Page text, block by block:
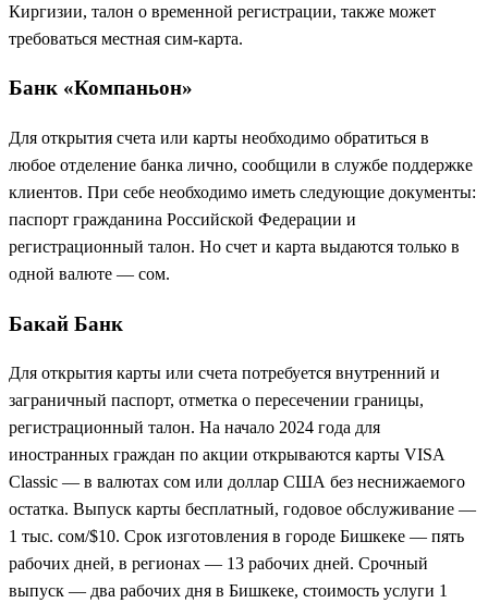
Киргизии, талон о временной регистрации, также может
требоваться местная сим-карта.
Банк «Компаньон»
Для открытия счета или карты необходимо обратиться в
любое отделение банка лично, сообщили в службе поддержке
клиентов. При себе необходимо иметь следующие документы:
паспорт гражданина Российской Федерации и
регистрационный талон. Но счет и карта выдаются только в
одной валюте — сом.
Бакай Банк
Для открытия карты или счета потребуется внутренний и
заграничный паспорт, отметка о пересечении границы,
регистрационный талон. На начало 2024 года для
иностранных граждан по акции открываются карты VISA
Classic — в валютах сом или доллар США без неснижаемого
остатка. Выпуск карты бесплатный, годовое обслуживание —
1 тыс. сом/$10. Срок изготовления в городе Бишкеке — пять
рабочих дней, в регионах — 13 рабочих дней. Срочный
выпуск — два рабочих дня в Бишкеке, стоимость услуги 1